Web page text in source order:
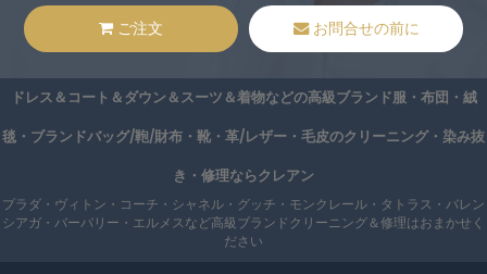
ご注文 お問合せの前に
ドレス＆コート＆ダウン＆スーツ＆着物などの高級ブランド服・布団・絨
毯・ブランドバッグ/鞄/財布・靴・革/レザー・毛皮のクリーニング・染み抜
き・修理ならクレアン
プラダ・ヴィトン・コーチ・シャネル・グッチ・モンクレール・タトラス・バレン
シアガ・バーバリー・エルメスなど高級ブランドクリーニング＆修理はおまかせく
ださい